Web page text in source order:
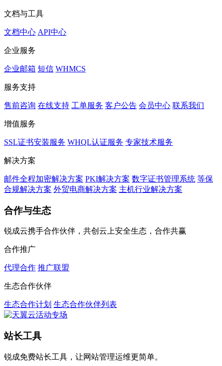
文档与工具
文档中心 API中心
企业服务
企业邮箱 短信 WHMCS
服务支持
售前咨询 在线支持 工单服务 客户公告 会员中心 联系我们
增值服务
SSL证书安装服务 WHQL认证服务 专家技术服务
解决方案
邮件全程加密解决方案 PKI解决方案 数字证书管理系统 等保
合规解决方案 外贸电商解决方案 主机行业解决方案
合作与生态
锐成云携手合作伙伴，共创云上安全生态，合作共赢
合作推广
代理合作 推广联盟
生态合作伙伴
生态合作计划 生态合作伙伴列表
站长工具
锐成免费站长工具，让网站管理运维更简单。